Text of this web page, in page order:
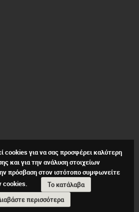
cookies για να σας προσφέρει καλύτερη
και για την ανάλυση στοιχείων
πρόσβαση στον ιστότοπο συμφωνείτε
cookies.
Το κατάλαβα
περισσότερα